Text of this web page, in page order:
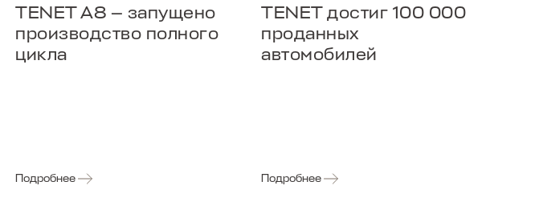
TENET A8 — запущено
производство полного
цикла
Подробнее
TENET достиг 100 000
проданных
автомобилей
Подробнее